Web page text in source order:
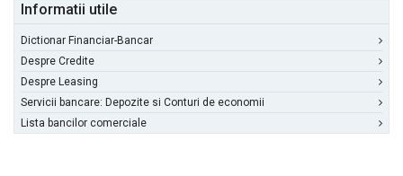
Informatii utile
Dictionar Financiar-Bancar
Despre Credite
Despre Leasing
Servicii bancare: Depozite si Conturi de economii
Lista bancilor comerciale